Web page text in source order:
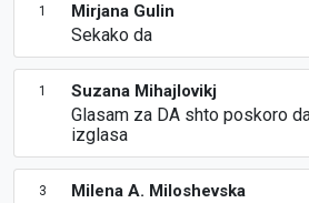
1 Mirjana Gulin
Sekako da
1 Suzana Mihajlovikj
Glasam za DA shto poskoro
izglasa
3 Milena A. Miloshevska